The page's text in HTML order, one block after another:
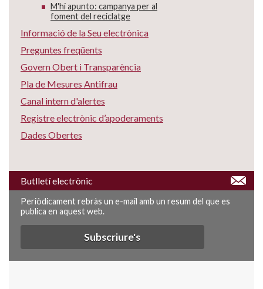
M'hi apunto: campanya per al
foment del reciclatge
Informació de la Seu electrònica
Preguntes freqüents
Govern Obert i Transparència
Pla de Mesures Antifrau
Canal intern d'alertes
Registre electrònic d’apoderaments
Dades Obertes
Butlletí electrònic
Periòdicament rebràs un e-mail amb un resum del que es
publica en aquest web.
Subscriure's